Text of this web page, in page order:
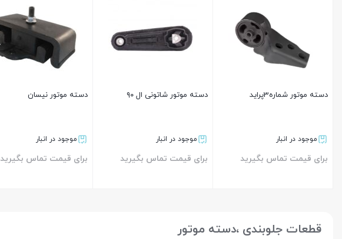
دسته موتور شماره3پرايد
موجود در انبار
برای قیمت تماس بگیرید
دسته موتور شاتونی ال ۹۰
موجود در انبار
برای قیمت تماس بگیرید
دسته موتور نیسان
موجود در انبار
برای قیمت تماس بگیرید
قطعات جلوبندی ،دسته موتور